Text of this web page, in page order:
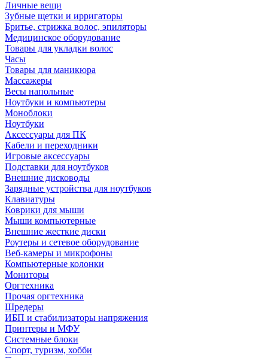
Личные вещи
Зубные щетки и ирригаторы
Бритье, стрижка волос, эпиляторы
Медицинское оборудование
Товары для укладки волос
Часы
Товары для маникюра
Массажеры
Весы напольные
Ноутбуки и компьютеры
Моноблоки
Ноутбуки
Аксессуары для ПК
Кабели и переходники
Игровые аксессуары
Подставки для ноутбуков
Внешние дисководы
Зарядные устройства для ноутбуков
Клавиатуры
Коврики для мыши
Мыши компьютерные
Внешние жесткие диски
Роутеры и сетевое оборудование
Веб-камеры и микрофоны
Компьютерные колонки
Мониторы
Оргтехника
Прочая оргтехника
Шредеры
ИБП и стабилизаторы напряжения
Принтеры и МФУ
Системные блоки
Спорт, туризм, хобби